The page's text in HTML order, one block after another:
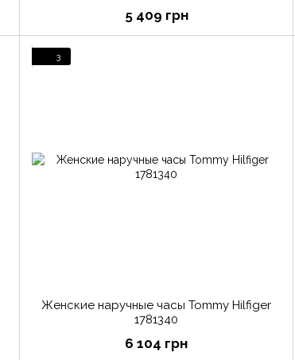
5 409 грн
3
Женские наручные часы Tommy Hilfiger
1781340
6 104 грн